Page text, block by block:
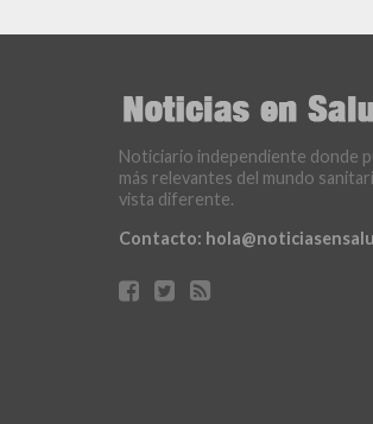
Noticiario independiente donde
más relevantes del mundo
vista diferente.
Contacto: